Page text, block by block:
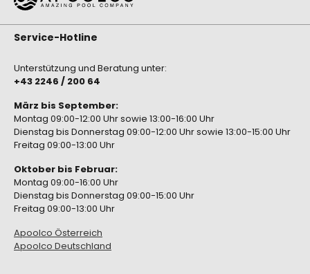
Service-Hotline
Unterstützung und Beratung unter:
+43 2246 / 200 64
März bis September:
Montag 09:00-12:00 Uhr sowie 13:00-16:00 Uhr
Dienstag bis Donnerstag 09:00-12:00 Uhr sowie 13:00-15:00 Uhr
Freitag 09:00-13:00 Uhr
Oktober bis Februar:
Montag 09:00-16:00 Uhr
Dienstag bis Donnerstag 09:00-15:00 Uhr
Freitag 09:00-13:00 Uhr
Apoolco Österreich
Apoolco Deutschland